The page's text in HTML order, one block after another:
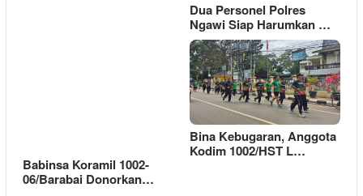
Dua Personel Polres
Ngawi Siap Harumkan …
Babinsa Koramil 1002-
06/Barabai Donorkan…
Bina Kebugaran, Anggota
Kodim 1002/HST L…